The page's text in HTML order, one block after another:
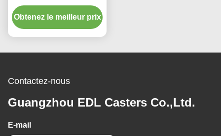
pivotantes 2 pouces
roues à roulettes 262P-
86A
Obtenez le meilleur prix
Contactez-nous
Guangzhou EDL Casters Co.,Ltd.
E-mail